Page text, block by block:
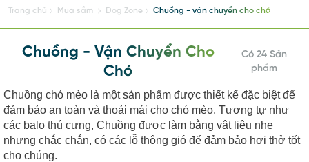
Trang chủ Mua sắm Dog Zone Chuồng - vận chuyển cho chó
Chuồng - Vận Chuyển Cho
Chó
Có 24 Sản
phẩm
Chuồng chó mèo là một sản phẩm được thiết kế đặc biệt để
đảm bảo an toàn và thoải mái cho chó mèo. Tương tự như
các balo thú cưng, Chuồng được làm bằng vật liệu nhẹ
nhưng chắc chắn, có các lỗ thông gió để đảm bảo hơi thở tốt
cho chúng.